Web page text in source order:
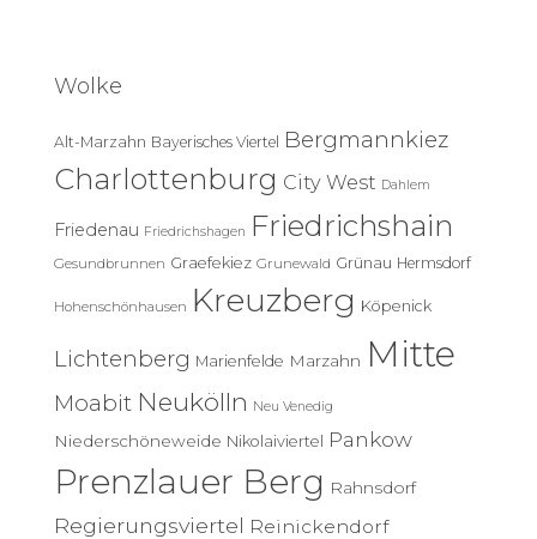
n
a
c
:
Wolke
Alt-Marzahn Bayerisches Viertel Bergmannkiez
Charlottenburg City West Dahlem
Friedenau Friedrichshagen Friedrichshain
Gesundbrunnen Graefekiez Grunewald Grünau Hermsdorf
Hohenschönhausen Kreuzberg Köpenick
Lichtenberg Marienfelde Marzahn Mitte
Moabit Neukölln Neu Venedig
Niederschöneweide Nikolaiviertel Pankow
Prenzlauer Berg Rahnsdorf
Regierungsviertel Reinickendorf